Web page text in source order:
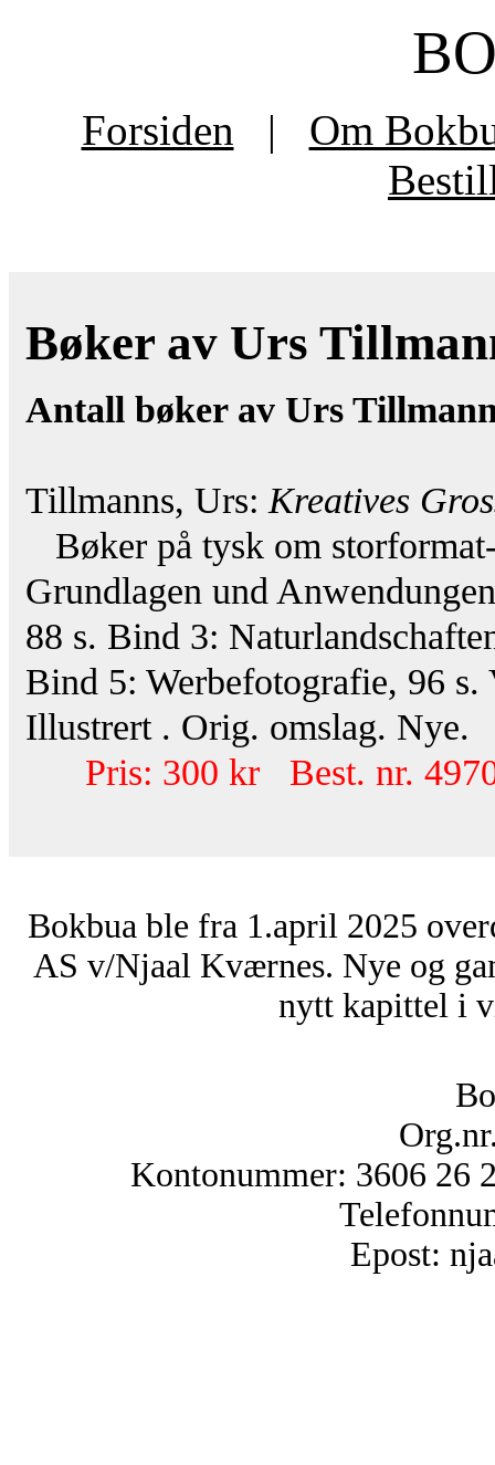
Forsiden |
Om
Bøker av Urs
Antall bøker av Urs
Tillmanns, Urs: Kreatives
Bøker på tysk om
Grundlagen und
88 s. Bind 3:
Bind 5: Werbefotografie, 96
Illustrert . Orig. omslag. Nye.
Pris: 300 kr Best. nr.
Bokbua ble fra 1.april 2025
AS v/Njaal Kværnes. Nye og
nytt kapittel i
Kontonummer: 3606 26
Epost: